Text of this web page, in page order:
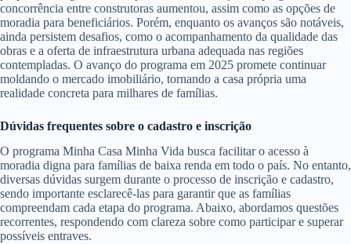
concorrência entre construtoras aumentou, assim como as opções de
moradia para beneficiários. Porém, enquanto os avanços são notáveis,
ainda persistem desafios, como o acompanhamento da qualidade das
obras e a oferta de infraestrutura urbana adequada nas regiões
contempladas. O avanço do programa em 2025 promete continuar
moldando o mercado imobiliário, tornando a casa própria uma
realidade concreta para milhares de famílias.
Dúvidas frequentes sobre o cadastro e inscrição
O programa Minha Casa Minha Vida busca facilitar o acesso à
moradia digna para famílias de baixa renda em todo o país. No entanto,
diversas dúvidas surgem durante o processo de inscrição e cadastro,
sendo importante esclarecê-las para garantir que as famílias
compreendam cada etapa do programa. Abaixo, abordamos questões
recorrentes, respondendo com clareza sobre como participar e superar
possíveis entraves.